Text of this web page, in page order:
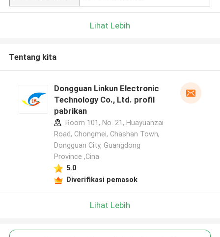
Lihat Lebih
Tentang kita
Dongguan Linkun Electronic
Technology Co., Ltd. profil
pabrikan
Room 101, No. 21, Huayuanzai
Road, Chongmei, Chashan Town,
Dongguan City, Guangdong
Province ,Cina
5.0
Diverifikasi pemasok
Lihat Lebih